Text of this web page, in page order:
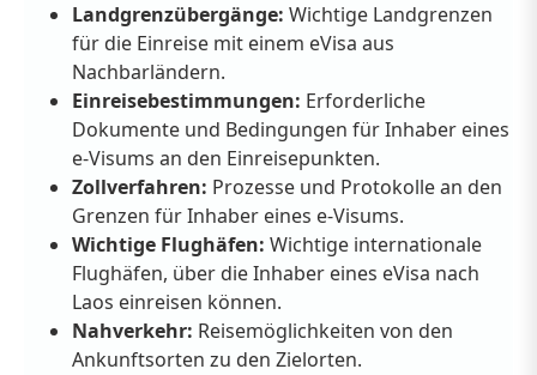
Landgrenzübergänge: Wichtige Landgrenzen
für die Einreise mit einem eVisa aus
Nachbarländern.
Einreisebestimmungen: Erforderliche
Dokumente und Bedingungen für Inhaber eines
e-Visums an den Einreisepunkten.
Zollverfahren: Prozesse und Protokolle an den
Grenzen für Inhaber eines e-Visums.
Wichtige Flughäfen: Wichtige internationale
Flughäfen, über die Inhaber eines eVisa nach
Laos einreisen können.
Nahverkehr: Reisemöglichkeiten von den
Ankunftsorten zu den Zielorten.